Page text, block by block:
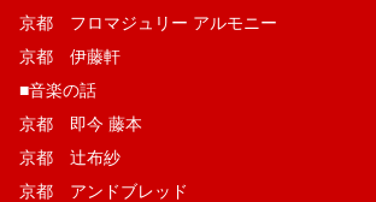
京都 フロマジュリー アルモニー
京都 伊藤軒
■音楽の話
京都 即今 藤本
京都 辻布紗
京都 アンドブレッド